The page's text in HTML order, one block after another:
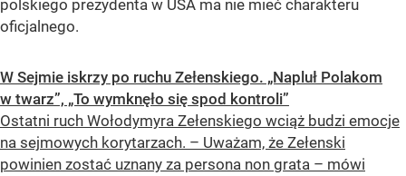
polskiego prezydenta w USA ma nie mieć charakteru
oficjalnego.
W Sejmie iskrzy po ruchu Zełenskiego. „Napluł Polakom
w twarz”, „To wymknęło się spod kontroli”
Ostatni ruch Wołodymyra Zełenskiego wciąż budzi emocje
na sejmowych korytarzach. – Uważam, że Zełenski
powinien zostać uznany za persona non grata – mówi